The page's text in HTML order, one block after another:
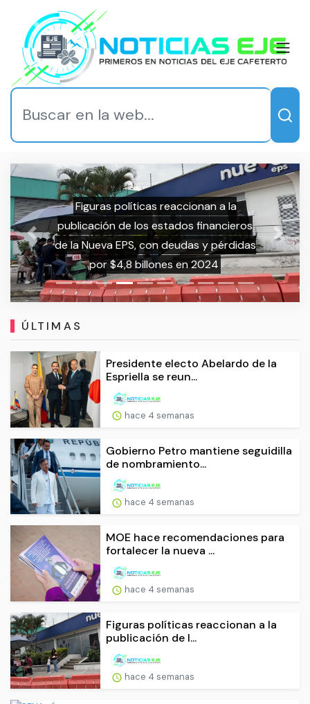
Figuras políticas reaccionan a la
de los estados financieros
la Nueva EPS, con deudas y pérdidas
por $4,8 billones en 2024
Previous Next
ÚLTIMAS
Presidente electo Abelardo de la
Espriella se reun...
hace 4 semanas
Gobierno Petro mantiene seguidilla
de nombramiento...
hace 4 semanas
MOE hace recomendaciones para
fortalecer la nueva ...
hace 4 semanas
Figuras políticas reaccionan a la
publicación de l...
hace 4 semanas